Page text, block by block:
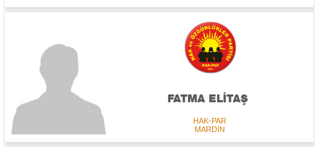
FATMA ELİTAŞ
HAK-PAR
MARDİN